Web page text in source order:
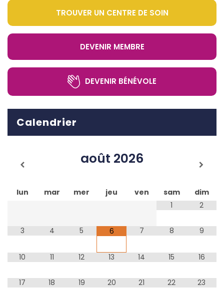
TROUVER UN CENTRE DE SOIN
DEVENIR MEMBRE
DEVENIR BÉNÉVOLE
Calendrier
août 2026
lun mar mer jeu ven sam
dim
1
2
3 4 5 6 7 8 9
10 11 12 13 14 15 16
17 18 19 20 21 22 23